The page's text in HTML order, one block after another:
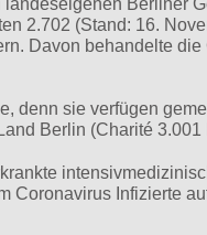
Berliner
2.702 (Stand: 16.
Davon behandelte
denn sie verfügen
Berlin (Charité
Coronavirus Infizierte